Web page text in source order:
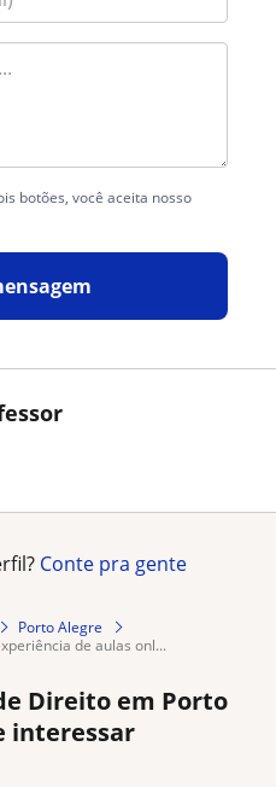
botões, você aceita nosso
Conte pra gente
Porto Alegre
de aulas onl...
Direito em Porto
interessar